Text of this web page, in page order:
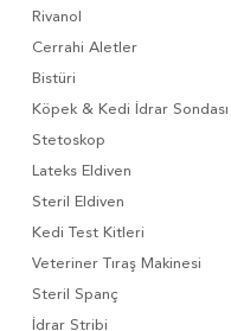
Rivanol
Cerrahi Aletler
Bistüri
Köpek & Kedi İdrar Sondası
Stetoskop
Lateks Eldiven
Steril Eldiven
Kedi Test Kitleri
Veteriner Tıraş Makinesi
Steril Spanç
İdrar Stribi